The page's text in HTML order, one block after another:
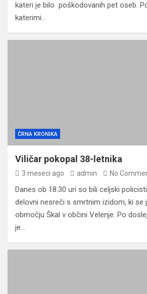
kateri je bilo poškodovanih pet oseb.
katerimi…
ČRNA KRONIKA
Viličar pokopal 38-letnika
3 meseci ago admin No
Danes ob 18.30 uri so bili celjski
delovni nesreči s smrtnim izidom, ki se
območju Škal v občini Velenje. Po
je…